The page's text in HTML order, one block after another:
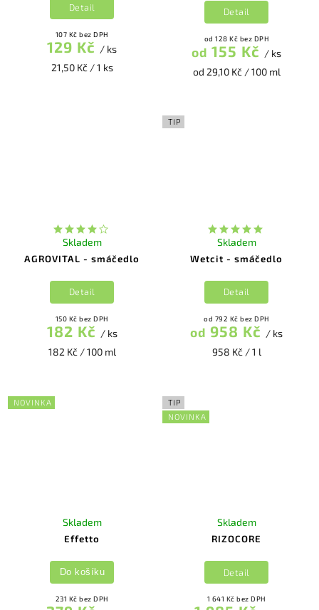
107 Kč bez DPH
129 Kč / ks
21,50 Kč / 1 ks
Detail
od 128 Kč bez DPH
od 155 Kč / ks
od 29,10 Kč / 100 ml
Detail
AGROVITAL - smáčedlo
Skladem
150 Kč bez DPH
182 Kč / ks
182 Kč / 100 ml
Detail
TIP
Wetcit - smáčedlo
Skladem
od 792 Kč bez DPH
od 958 Kč / ks
958 Kč / 1 l
Detail
NOVINKA
Effetto
Skladem
231 Kč bez DPH
Do košíku
TIP
NOVINKA
RIZOCORE
Skladem
1 641 Kč bez DPH
Detail